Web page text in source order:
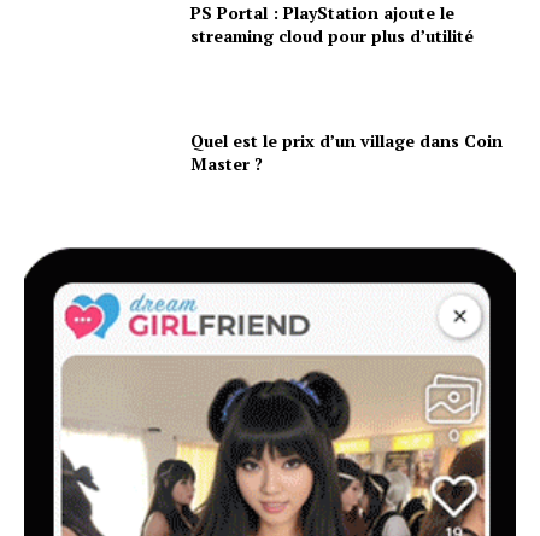
PS Portal : PlayStation ajoute le
streaming cloud pour plus d’utilité
Quel est le prix d’un village dans Coin
Master ?